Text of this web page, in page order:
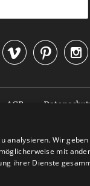

AGB
analysieren. Wir
mit
ihrer Dienste